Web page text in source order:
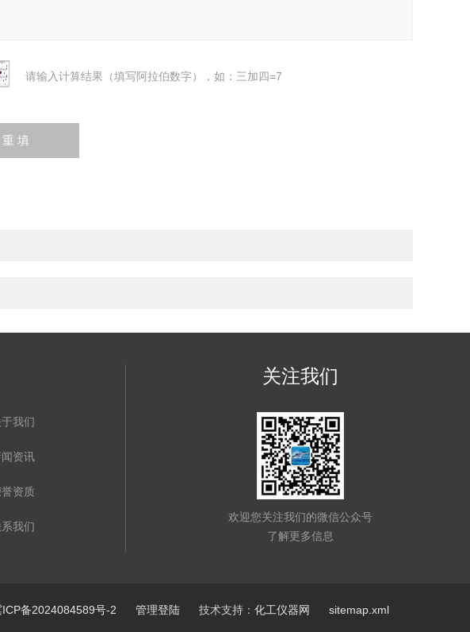
请输入计算结果（填写阿拉伯数字），如：三加四=7
我们
闻资讯
资质
我们
关注我们
欢迎您关注我们的微信公众号
了解更多信息
备2024084589号-2 管理登陆 技术支持： 化工仪器网 sitemap.xml